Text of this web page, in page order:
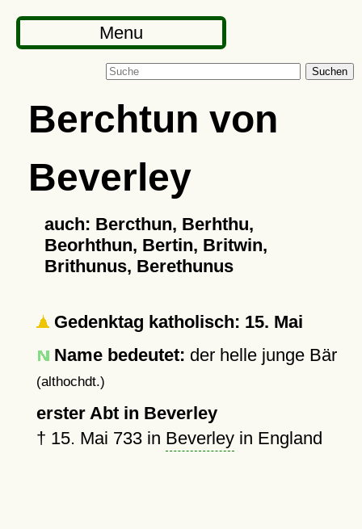
Menu
Suchen
Berchtun von
Beverley
auch: Bercthun, Berhthu,
Beorhthun, Bertin, Britwin,
Brithunus, Berethunus
Gedenktag katholisch: 15. Mai
Name bedeutet: der helle junge Bär
(althochdt.)
erster Abt in Beverley
† 15. Mai 733in Beverleyin England